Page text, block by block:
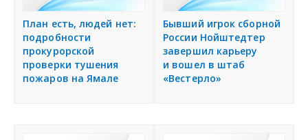
План есть, людей нет:
подробности
прокурорской
проверки тушения
пожаров на Ямале
Бывший игрок сборной
России Нойштедтер
завершил карьеру
и вошел в штаб
«Вестерло»